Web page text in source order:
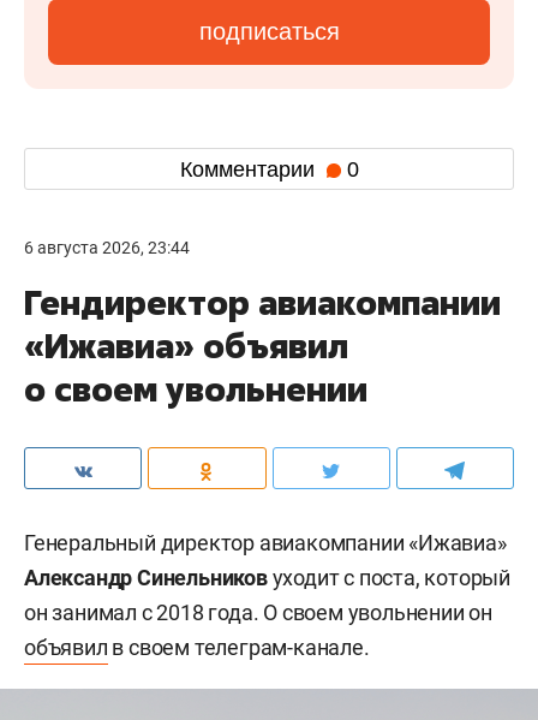
подписаться
Комментарии 0
6 августа 2026, 23:44
Гендиректор авиакомпании
«Ижавиа» объявил
о своем увольнении
Генеральный директор авиакомпании «Ижавиа»
Александр Синельниковуходит с поста, который
он занимал с 2018 года. О своем увольнении он
объявил в своем телеграм-канале.